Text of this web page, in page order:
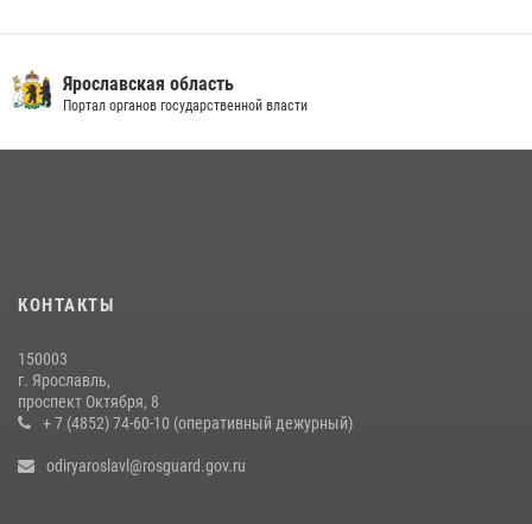
Росгвардейцы изъяли 20 единиц гражданского оружия в связи с
нарушением законодательства
в Ярославской области
ЯРОСЛАВСКИЕ РОСГВАРДЕЙЦЫ ЗА ПРОШЕДШУЮ НЕДЕЛЮ
СОВЕРШИЛИ БОЛЕЕ 300 ВЫЕЗДОВ ПО СИГНАЛАМ «ТРЕВОГА»
Ярославская область
Портал органов государственной власти
КОНТАКТЫ
150003
г. Ярославль,
проспект Октября, 8
+ 7 (4852) 74-60-10 (оперативный дежурный)
odiryaroslavl@rosguard.gov.ru